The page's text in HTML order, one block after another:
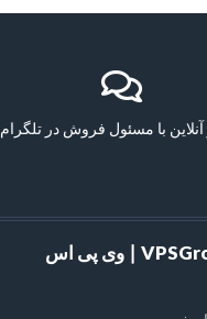
آنلاین با مسئول فروش در تلگرام
VPSGroups Inc ∣ وی پی اس